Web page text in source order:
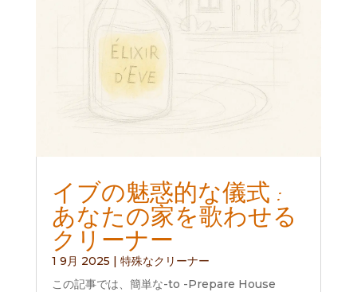
イブの魅惑的な儀式 :
あなたの家を歌わせる
クリーナー
1 9月 2025 | 特殊なクリーナー
この記事では、簡単な-to -Prepare House